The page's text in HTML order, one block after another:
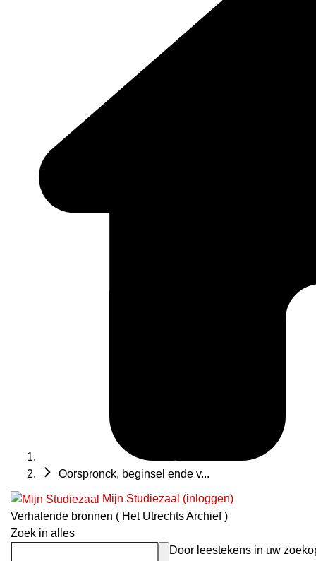
Oorspronck, beginsel ende v...
Mijn Studiezaal (inloggen)
Verhalende bronnen ( Het Utrechts Archief )
Zoek in alles
Door leestekens in uw